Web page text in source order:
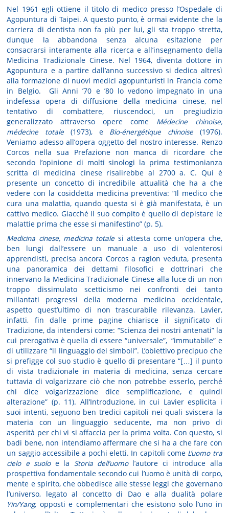
Nel 1961 egli ottiene il titolo di medico presso l’Ospedale di
Agopuntura di Taipei. A questo punto, è ormai evidente che la
carriera di dentista non fa più per lui, gli sta troppo stretta,
dunque la abbandona senza alcuna esitazione per
consacrarsi interamente alla ricerca e all’insegnamento della
Medicina Tradizionale Cinese. Nel 1964, diventa dottore in
Agopuntura e a partire dall’anno successivo si dedica altresì
alla formazione di nuovi medici agopunturisti in Francia come
in Belgio. Gli Anni ’70 e ’80 lo vedono impegnato in una
indefessa opera di diffusione della medicina cinese, nel
tentativo di combattere, riuscendoci, un pregiudizio
generalizzato attraverso opere come Médecine chinoise,
médecine totale (1973), e Bio-énergétique chinoise(1976).
Veniamo adesso all’opera oggetto del nostro interesse. Renzo
Corcos nella sua Prefazione non manca di ricordare che
secondo l’opinione di molti sinologi la prima testimonianza
scritta di medicina cinese risalirebbe al 2700 a. C. Qui è
presente un concetto di incredibile attualità che ha a che
vedere con la cosiddetta medicina preventiva: “Il medico che
cura una malattia, quando questa si è già manifestata, è un
cattivo medico. Giacché il suo compito è quello di depistare le
malattie prima che esse si manifestino” (p. 5).
Medicina cinese, medicina totale si attesta come un’opera che,
ben lungi dall’essere un manuale a uso di volenterosi
apprendisti, precisa ancora Corcos a ragion veduta, presenta
una panoramica dei dettami filosofici e dottrinari che
innervano la Medicina Tradizionale Cinese alla luce di un non
troppo dissimulato scetticismo nei confronti dei tanto
millantati progressi della moderna medicina occidentale,
aspetto quest’ultimo di non trascurabile rilevanza. Lavier,
infatti, fin dalle prime pagine chiarisce il significato di
Tradizione, da intendersi come: “Scienza dei nostri antenati” la
cui prerogativa è quella di essere “universale”, “immutabile” e
di utilizzare “il linguaggio dei simboli”. L’obiettivo precipuo che
si prefigge col suo studio è quello di presentare “[…] il punto
di vista tradizionale in materia di medicina, senza cercare
tuttavia di volgarizzare ciò che non potrebbe esserlo, perché
chi dice volgarizzazione dice semplificazione, e quindi
alterazione” (p. 11). All’Introduzione, in cui Lavier esplicita i
suoi intenti, seguono ben tredici capitoli nei quali sviscera la
materia con un linguaggio seducente, ma non privo di
asperità per chi vi si affaccia per la prima volta. Con questo, si
badi bene, non intendiamo affermare che si ha a che fare con
un saggio accessibile a pochi eletti. In capitoli come L’uomo tra
cielo e suoloe la Storia dell’uomol’autore ci introduce alla
prospettiva fondamentale secondo cui l’uomo è unità di corpo,
mente e spirito, che obbedisce alle stesse leggi che governano
l’universo, legato al concetto di Dao e alla dualità polare
Yin/Yang, opposti e complementari che esistono solo l’uno in